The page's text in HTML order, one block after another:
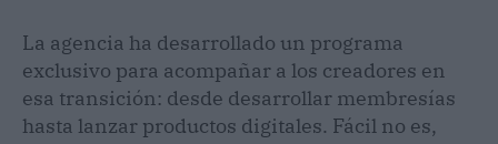
La agencia ha desarrollado un programa
exclusivo para acompañar a los creadores en
esa transición: desde desarrollar membresías
hasta lanzar productos digitales. Fácil no es,